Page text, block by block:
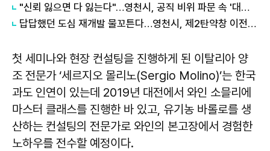
"신뢰 잃으면 다 잃는다"…영천시, 공직 비위 파문 속 '대대적 쇄신' 선언
답답했던 도심 재개발 물꼬튼다…영천시, 제2탄약창 이전 착수보고
첫 세미나와 현장 컨설팅을 진행하게 된 이탈리아 양
조 전문가 ‘세르지오 몰리노(Sergio Molino)’는 한국
과도 인연이 있는데 2019년 대전에서 와인 소믈리에
마스터 클래스를 진행한 바 있고, 유기농 바롤로를 생
산하는 컨설팅의 전문가로 와인의 본고장에서 경험한
노하우를 전수할 예정이다.